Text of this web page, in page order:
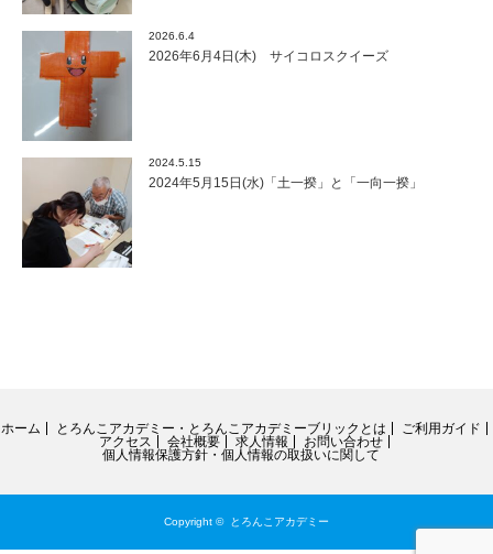
2026.6.4
2026年6月4日(木) サイコロスクイーズ
2024.5.15
2024年5月15日(水)「土一揆」と「一向一揆」
ホーム とろんこアカデミー・とろんこアカデミーブリックとは
ご利用ガイド
アクセス
会社概要 求人情報
お問い合わせ
個人情報保護方針・個人情報の取扱いに関して
Copyright © とろんこアカデミー